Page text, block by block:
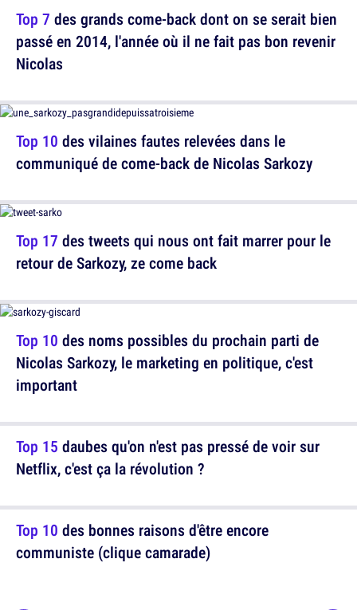
Top 7 des grands come-back dont on se serait bien
passé en 2014, l'année où il ne fait pas bon revenir
Nicolas
Top 17 des tweets qui nous ont fait marrer pour le
retour de Sarkozy, ze come back
Top 15 daubes qu'on n'est pas pressé de voir sur
Netflix, c'est ça la révolution ?
Top 10 des vilaines fautes relevées dans le
communiqué de come-back de Nicolas Sarkozy
Top 10 des noms possibles du prochain parti de
Nicolas Sarkozy, le marketing en politique, c'est
important
Top 10 des bonnes raisons d'être encore
communiste (clique camarade)